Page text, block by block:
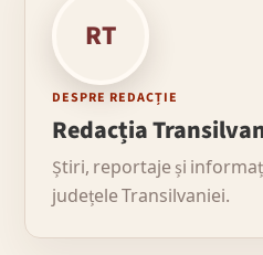
RT
DESPRE REDACȚIE
Redacția
Știri, reportaje și
județele Transilvaniei.